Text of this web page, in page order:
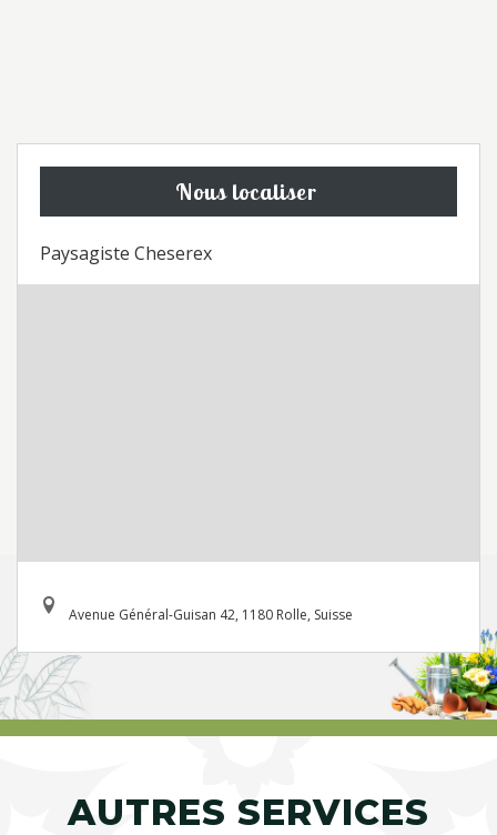
Nous localiser
Paysagiste Cheserex
Avenue Général-Guisan 42, 1180 Rolle, Suisse
AUTRES SERVICES